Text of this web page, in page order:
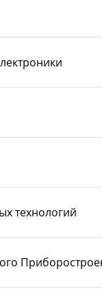
технологий